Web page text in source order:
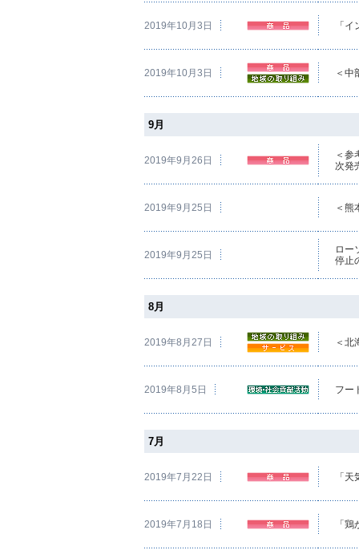
2019年10月3日 「
2019年10月3日 ＜中
9月
2019年9月26日
＜参
次発
2019年9月25日 ＜熊
2019年9月25日
ロー
停止
8月
2019年8月27日 ＜北
2019年8月5日 フー
7月
2019年7月22日 「
2019年7月18日 「